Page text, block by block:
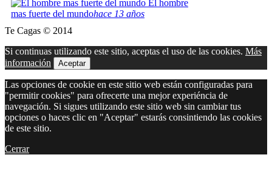
El hombre
mas fuerte del mundohace 13 años
Te Cagas © 2014
Si continuas utilizando este sitio, aceptas el uso de las cookies. Más
información
Aceptar
Las opciones de cookie en este sitio web están configuradas para
"permitir cookies" para ofrecerte una mejor experiéncia de
navegación. Si sigues utilizando este sitio web sin cambiar tus
opciones o haces clic en "Aceptar" estarás consintiendo las cookies
de este sitio.
Cerrar